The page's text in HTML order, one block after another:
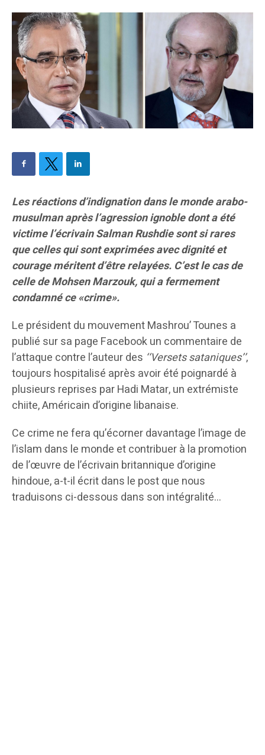
Les réactions d’indignation dans le monde arabo-
musulman après l’agression ignoble dont a été
victime l’écrivain Salman Rushdie sont si rares
que celles qui sont exprimées avec dignité et
courage méritent d’être relayées. C’est le cas de
celle de Mohsen Marzouk, qui a fermement
condamné ce«crime».
Le président du mouvement Mashrou’ Tounes a
publié sur sa page Facebook un commentaire de
l’attaque contre l’auteur des ‘‘Versets sataniques’’,
toujours hospitalisé après avoir été poignardé à
plusieurs reprises par Hadi Matar, un extrémiste
chiite, Américain d’origine libanaise.
Ce crime ne fera qu’écorner davantage l’image de
l’islam dans le monde et contribuer à la promotion
de l’œuvre de l’écrivain britannique d’origine
hindoue, a-t-il écrit dans le post que nous
traduisons ci-dessous dans son intégralité…